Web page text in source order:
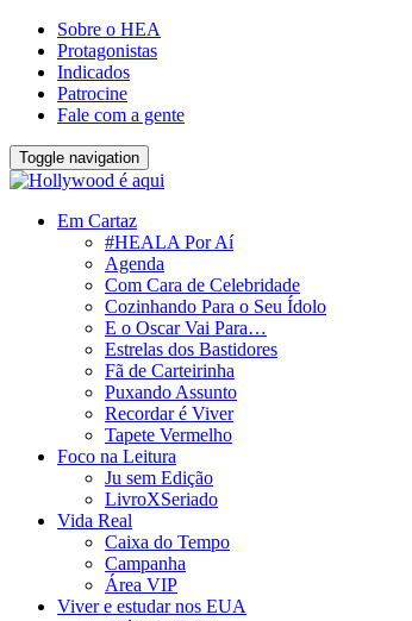
Sobre o HEA
Protagonistas
Indicados
Patrocine
Fale com a gente
Toggle navigation
Em Cartaz
#HEALA Por Aí
Agenda
Com Cara de Celebridade
Cozinhando Para o Seu Ídolo
E o Oscar Vai Para…
Estrelas dos Bastidores
Fã de Carteirinha
Puxando Assunto
Recordar é Viver
Tapete Vermelho
Foco na Leitura
Ju sem Edição
LivroXSeriado
Vida Real
Caixa do Tempo
Campanha
Área VIP
Viver e estudar nos EUA